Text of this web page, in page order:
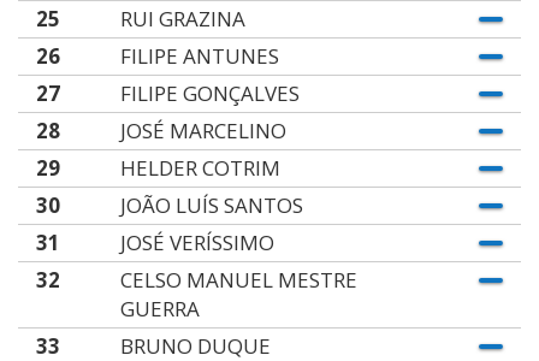
25
RUI GRAZINA
26
FILIPE ANTUNES
27
FILIPE GONÇALVES
28
JOSÉ MARCELINO
29
HELDER COTRIM
30
JOÃO LUÍS SANTOS
31
JOSÉ VERÍSSIMO
32
CELSO MANUEL MESTRE
GUERRA
33
BRUNO DUQUE